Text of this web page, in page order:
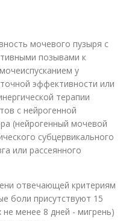
мочевого пузыря с
позывами к
у
эффективности или
терапии
с нейрогенной
(нейрогенный мочевой
субцервикального
или рассеянного
отвечающей критериям
боли присутствуют 15
менее 8 дней - мигрень)